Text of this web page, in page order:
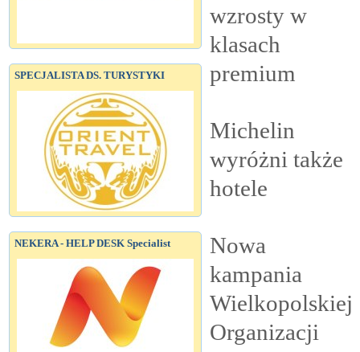
SPECJALISTA DS. TURYSTYKI
NEKERA - HELP DESK Specialist
wzrosty w
klasach
premium
Michelin
wyróżni także
hotele
Nowa
kampania
Wielkopolskiej
Organizacji